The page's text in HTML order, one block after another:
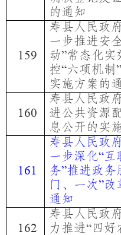
的通知
159
寿县人民政
一步推进安
动”常态化实
控“六项机制”
实施方案的
160
寿县人民政
进公共资源
息公开的实
161
寿县人民政
一步深化“互
务”推进政务
门、一次”改
通知
162
寿县人民政
力推进“四好